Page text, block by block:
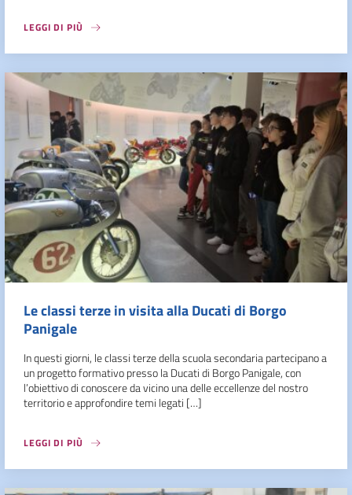
LEGGI DI PIÙ
Le classi terze in visita alla Ducati di Borgo
Panigale
In questi giorni, le classi terze della scuola secondaria partecipano a
un progetto formativo presso la Ducati di Borgo Panigale, con
l’obiettivo di conoscere da vicino una delle eccellenze del nostro
territorio e approfondire temi legati […]
LEGGI DI PIÙ